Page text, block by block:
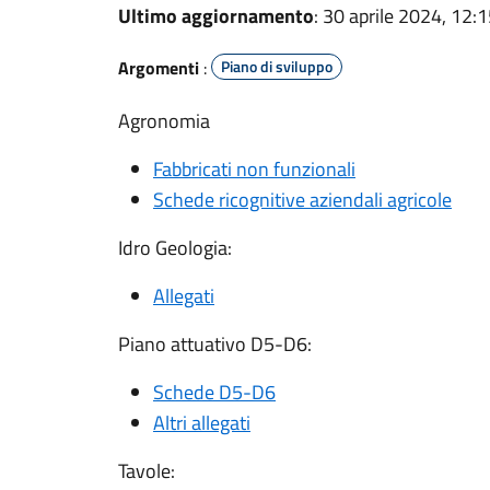
Ultimo aggiornamento: 30 aprile 2024,
Argomenti : Piano di sviluppo
Agronomia
Fabbricati non funzionali
Schede ricognitive aziendali agricole
Idro Geologia:
Allegati
Piano attuativo D5-D6:
Schede D5-D6
Altri allegati
Tavole: